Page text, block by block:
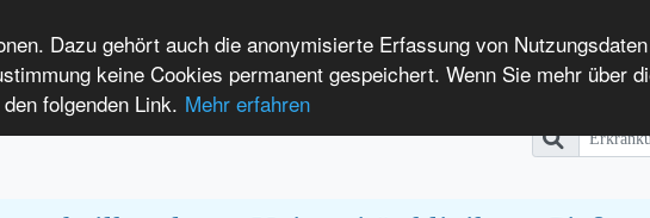
Dazu gehört auch die anonymisierte Erfassung von
keine Cookies permanent gespeichert. Wenn Sie mehr über
folgenden Link. Mehr erfahren
Erkrankungen
Anmelden Leichte Sprache International Patients